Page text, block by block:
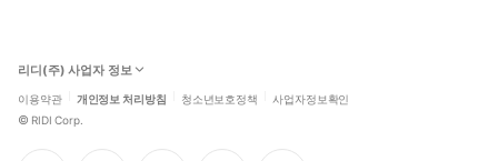
리디(주) 사업자 정보
이용약관 개인정보 처리방침 청소년보호정책 사업자정보확인
© RIDI Corp.